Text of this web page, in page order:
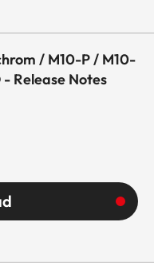
/ M10-P / M10-
- Release Notes